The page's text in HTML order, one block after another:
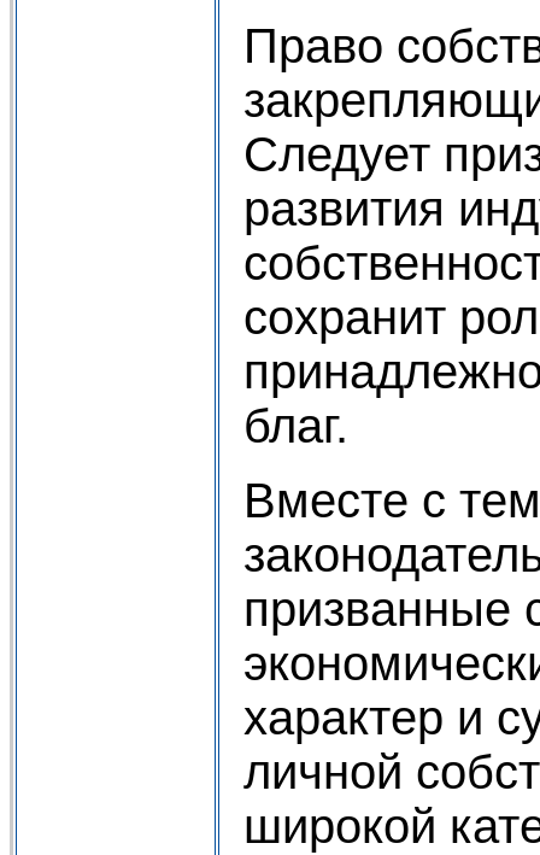
Право
Следует
развития
сохранит
благ.
Вместе с
призванные
характер и
личной
широкой